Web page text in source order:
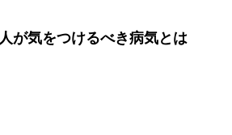
が気をつけるべき病気とは